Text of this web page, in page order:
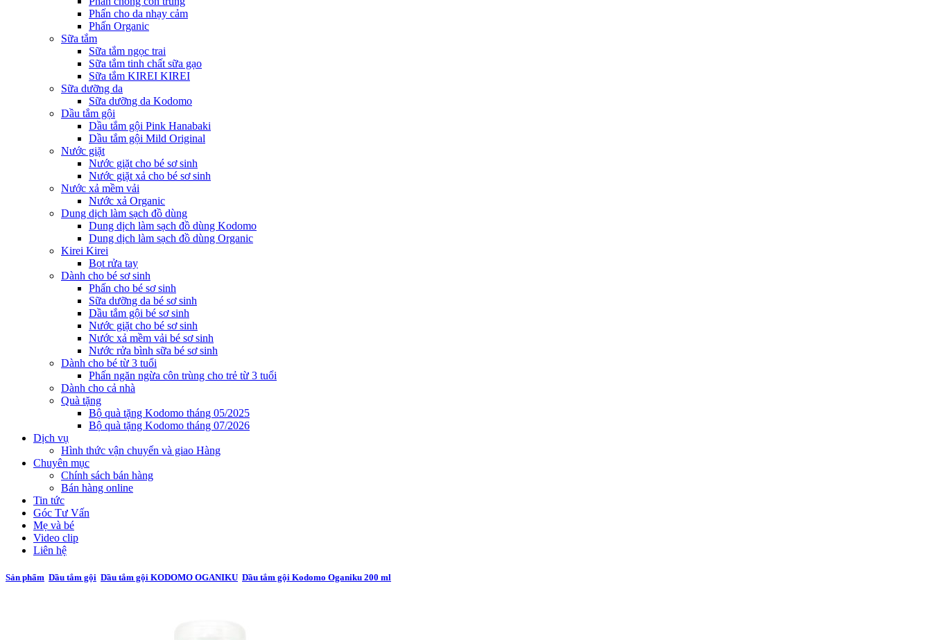
Phấn cho da nhạy cảm
Phấn Organic
Sữa tắm
Sữa tắm ngọc trai
Sữa tắm tinh chất sữa gạo
Sữa tắm KIREI KIREI
Sữa dưỡng da
Sữa dưỡng da Kodomo
Dầu tắm gội
Dầu tắm gội Pink Hanabaki
Dầu tắm gội Mild Original
Nước giặt
Nước giặt cho bé sơ sinh
Nước giặt xả cho bé sơ sinh
Nước xả mềm vải
Nước xả Organic
Dung dịch làm sạch đồ dùng
Dung dịch làm sạch đồ dùng Kodomo
Dung dịch làm sạch đồ dùng Organic
Kirei Kirei
Bọt rửa tay
Dành cho bé sơ sinh
Phấn cho bé sơ sinh
Sữa dưỡng da bé sơ sinh
Dầu tắm gội bé sơ sinh
Nước giặt cho bé sơ sinh
Nước xả mềm vải bé sơ sinh
Nước rửa bình sữa bé sơ sinh
Dành cho bé từ 3 tuổi
Phấn ngăn ngừa côn trùng cho trẻ từ 3 tuổi
Dành cho cả nhà
Quà tặng
Bộ quà tặng Kodomo tháng 05/2025
Bộ quà tặng Kodomo tháng 07/2026
Dịch vụ
Hình thức vận chuyển và giao Hàng
Chuyên mục
Chính sách bán hàng
Bán hàng online
Tin tức
Góc Tư Vấn
Mẹ và bé
Video clip
Liên hệ
Sản phẩm Dầu tắm gội Dầu tắm gội KODOMO OGANIKU Dầu tắm gội Kodomo Oganiku 200 ml